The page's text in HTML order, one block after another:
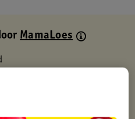
MamaLoes
kaart